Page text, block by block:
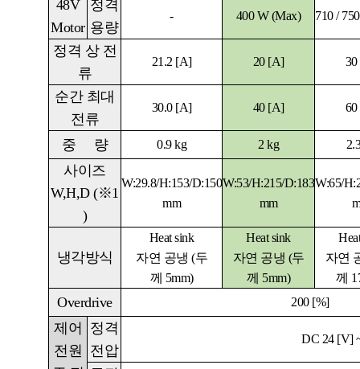
48V
Motor
정격
용량
- 400 W (Max) 710 /
정격 상 전
류
21.2 [A] 20 [A] 30
순간 최대
전류
30.0 [A] 40 [A] 60
중 량 0.9 kg 2 kg
사이즈
W,H,D(※1
)
W:29.8/H:153/D:150
mm
W:53/H:215/D:183
mm
W:65/
냉각방식
Heat sink
자연 공냉 (두
께 5mm)
Heat sink
자연 공냉 (두
께 5mm)
자연
께
Overdrive 200 [%]
제어
전원
정격
전압
DC 24 [V]